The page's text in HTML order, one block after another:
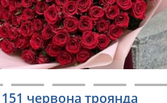
151 червона троянда